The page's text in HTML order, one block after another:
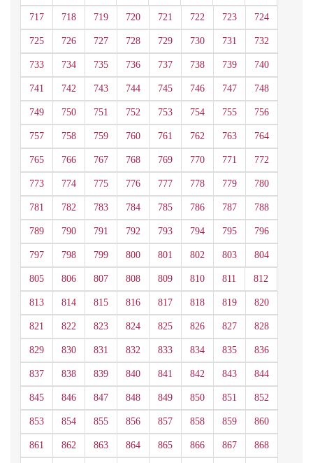
717 718 719 720 721 722 723 724
725 726 727 728 729 730 731 732
733 734 735 736 737 738 739 740
741 742 743 744 745 746 747 748
749 750 751 752 753 754 755 756
757 758 759 760 761 762 763 764
765 766 767 768 769 770 771 772
773 774 775 776 777 778 779 780
781 782 783 784 785 786 787 788
789 790 791 792 793 794 795 796
797 798 799 800 801 802 803 804
805 806 807 808 809 810 811 812
813 814 815 816 817 818 819 820
821 822 823 824 825 826 827 828
829 830 831 832 833 834 835 836
837 838 839 840 841 842 843 844
845 846 847 848 849 850 851 852
853 854 855 856 857 858 859 860
861 862 863 864 865 866 867 868